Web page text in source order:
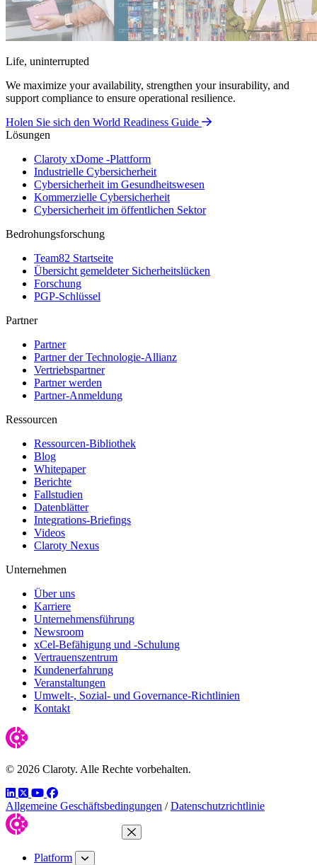
Life, uninterrupted
We maximize your availability, strengthen your insurability, and
support compliance to ensure operational resilience.
Holen Sie sich den World Readiness Guide
Lösungen
Claroty xDome -Plattform
Industrielle Cybersicherheit
Cybersicherheit im Gesundheitswesen
Kommerzielle Cybersicherheit
Cybersicherheit im öffentlichen Sektor
Bedrohungsforschung
Team82 Startseite
Übersicht gemeldeter Sicherheitslücken
Forschung
PGP-Schlüssel
Partner
Partner
Partner der Technologie-Allianz
Vertriebspartner
Partner werden
Partner-Anmeldung
Ressourcen
Ressourcen-Bibliothek
Blog
Whitepaper
Berichte
Fallstudien
Datenblätter
Integrations-Briefings
Videos
Claroty Nexus
Unternehmen
Über uns
Karriere
Unternehmensführung
Newsroom
xCel-Befähigung und -Schulung
Vertrauenszentrum
Kundenerfahrung
Veranstaltungen
Umwelt-, Sozial- und Governance-Richtlinien
Kontakt
© 2026 Claroty. Alle Rechte vorbehalten.
LinkedIn
TwitterYouTube
Facebook
Allgemeine Geschäftsbedingungen / Datenschutzrichtlinie
Close Menu
Platform